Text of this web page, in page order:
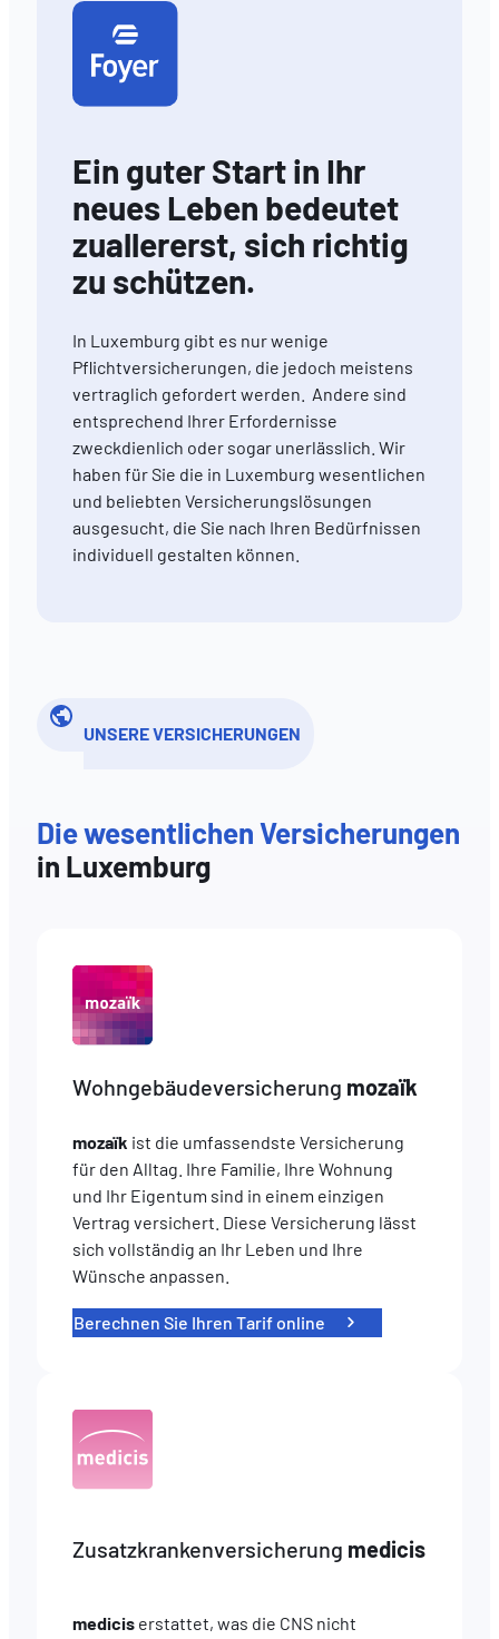
Ein guter Start in Ihr
neues Leben bedeutet
zuallererst, sich richtig
zu schützen.
In Luxemburg gibt es nur wenige
Pflichtversicherungen, die jedoch meistens
vertraglich gefordert werden. Andere sind
entsprechend Ihrer Erfordernisse
zweckdienlich oder sogar unerlässlich. Wir
haben für Sie die in Luxemburg wesentlichen
und beliebten Versicherungslösungen
ausgesucht, die Sie nach Ihren Bedürfnissen
individuell gestalten können.
UNSERE VERSICHERUNGEN
Die wesentlichen Versicherungen
in Luxemburg
Wohngebäudeversicherung mozaïk
mozaïk ist die umfassendste Versicherung
für den Alltag. Ihre Familie, Ihre Wohnung
und Ihr Eigentum sind in einem einzigen
Vertrag versichert. Diese Versicherung lässt
sich vollständig an Ihr Leben und Ihre
Wünsche anpassen.
Berechnen Sie Ihren Tarif online
Zusatzkrankenversicherung medicis
medicis erstattet, was die CNS nicht